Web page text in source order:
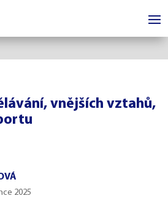
vnějších vztahů,
2025